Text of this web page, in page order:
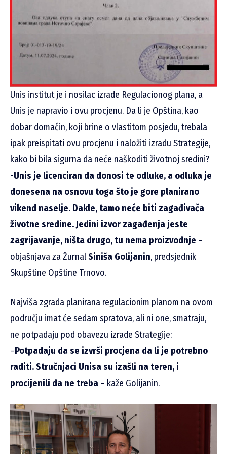
Unis institut je i nosilac izrade Regulacionog plana, a
Unis je napravio i ovu procjenu. Da li je Opština, kao
dobar domaćin, koji brine o vlastitom posjedu, trebala
ipak preispitati ovu procjenu i naložiti izradu Strategije,
kako bi bila sigurna da neće naškoditi životnoj sredini?
-Unis je licenciran da donosi te odluke, a odluka je
donesena na osnovu toga što je gore planirano
vikend naselje. Dakle, tamo neće biti zagađivača
životne sredine. Jedini izvor zagađenja jeste
zagrijavanje, ništa drugo, tu nema proizvodnje –
objašnjava za ŽurnalSiniša Golijanin, predsjednik
Skupštine Opštine Trnovo.
Najviša zgrada planirana regulacionim planom na ovom
području imat će sedam spratova, ali ni one, smatraju,
ne potpadaju pod obavezu izrade Strategije:
–Potpadaju da se izvrši procjena da li je potrebno
raditi. Stručnjaci Unisa su izašli na teren, i
procijenili da ne treba – kaže Golijanin.